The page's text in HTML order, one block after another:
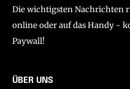
Die wichtigsten Nachrichten
online oder auf das Handy -
Paywall!
ÜBER UNS